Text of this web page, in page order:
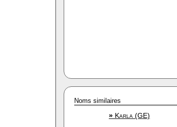
Noms similaires
» Karla (GE)